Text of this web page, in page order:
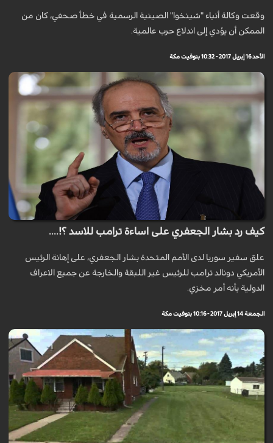
وقعت وكالة أنباء "شينخوا" الصينية الرسمية في خطأ صحفي، كان من
الممكن أن يؤدي إلى اندلاع حرب عالمية.
الأحد 16 إبريل 2017 - 10:32 بتوقيت مكة
كيف رد بشار الجعفري على اساءة ترامب للاسد ؟!....
علق سفير سوريا لدى الأمم المتحدة بشار الجعفري، على إهانة الرئيس
الأمريكي دونالد ترامب للرئيس غير اللبقة والخارجة عن جميع الاعراف
الدولية بأنه أمر مخزي.
الجمعة 14 إبريل 2017 - 10:16 بتوقيت مكة